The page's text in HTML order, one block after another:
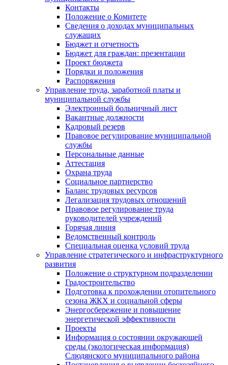
Контакты
Положение о Комитете
Сведения о доходах муниципальных
служащих
Бюджет и отчетность
Бюджет для граждан: презентации
Проект бюджета
Порядки и положения
Распоряжения
Управление труда, заработной платы и
муниципальной службы
Электронный больничный лист
Вакантные должности
Кадровый резерв
Правовое регулирование муниципальной
службы
Персональные данные
Аттестация
Охрана труда
Социальное партнерство
Баланс трудовых ресурсов
Легализация трудовых отношений
Правовое регулирование труда
руководителей учреждений
Горячая линия
Ведомственный контроль
Специальная оценка условий труда
Управление стратегического и инфраструктурного
развития
Положение о структурном подразделении
Градостроительство
Подготовка к прохождении отопительного
сезона ЖКХ и социальной сферы
Энергосбережение и повышение
энергетической эффективности
Проекты
Информация о состоянии окружающей
среды (экологическая информация)
Слюдянского муниципального района